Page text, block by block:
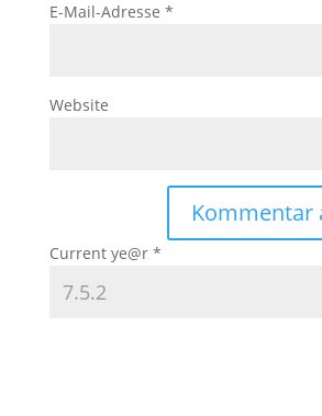
E-Mail-Adresse *
Website
Current ye@r *